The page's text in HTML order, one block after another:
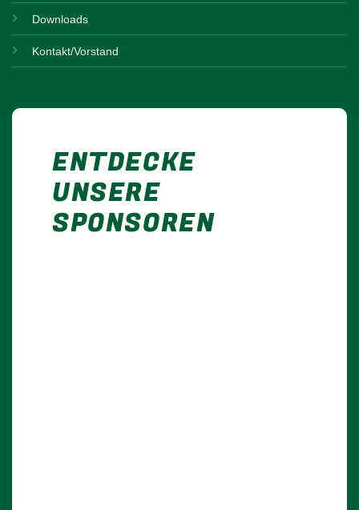
Downloads
Kontakt/Vorstand
ENTDECKE
UNSERE
SPONSOREN